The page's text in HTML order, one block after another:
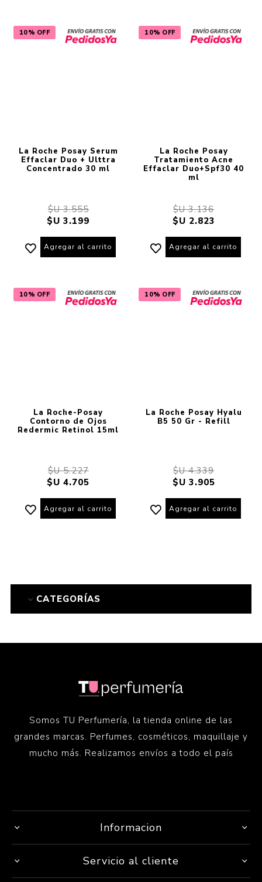
10% OFF
La Roche Posay Serum
Effaclar Duo + Ulttra
Concentrado 30 ml
$U 3.555
$U 3.199
Agregar al carrito
10% OFF
La Roche Posay
Tratamiento Acne
Effaclar Duo+Spf30 40
ml
$U 3.136
$U 2.823
Agregar al carrito
10% OFF
La Roche-Posay
Contorno de Ojos
Redermic Retinol 15ml
$U 5.227
$U 4.705
Agregar al carrito
10% OFF
La Roche Posay Hyalu
B5 50 Gr - Refill
$U 4.339
$U 3.905
Agregar al carrito
CATEGORÍAS
Somos TU Perfumería, la tienda online de las
grandes marcas. Perfumes, cosméticos, maquillaje y
mucho más. Realizamos envíos a todo el país
Informacion
Servicio al cliente